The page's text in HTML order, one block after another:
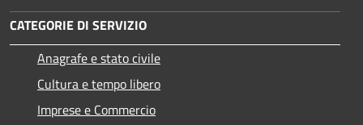
CATEGORIE DI SERVIZIO
Anagrafe e stato civile
Cultura e tempo libero
Imprese e Commercio